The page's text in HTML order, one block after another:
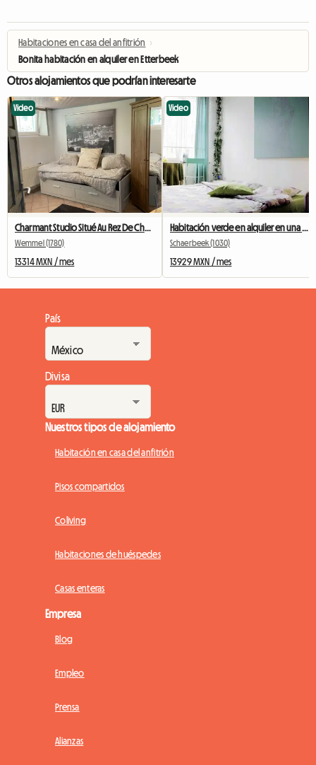
Habitaciones en casa del anfitrión ›
Bonita habitación en alquiler en Etterbeek
Otros alojamientos que podrían interesarte
Video
Charmant Studio Situé Au Rez De Chaussée
Wemmel (1780)
13314 MXN / mes
Video
Schaerbeek (1030)
13929 MXN / mes
País
Divisa
Nuestros tipos de alojamiento
Habitación en casa del anfitrión
Pisos compartidos
Coliving
Habitaciones de huéspedes
Casas enteras
Empresa
Blog
Empleo
Prensa
Alianzas